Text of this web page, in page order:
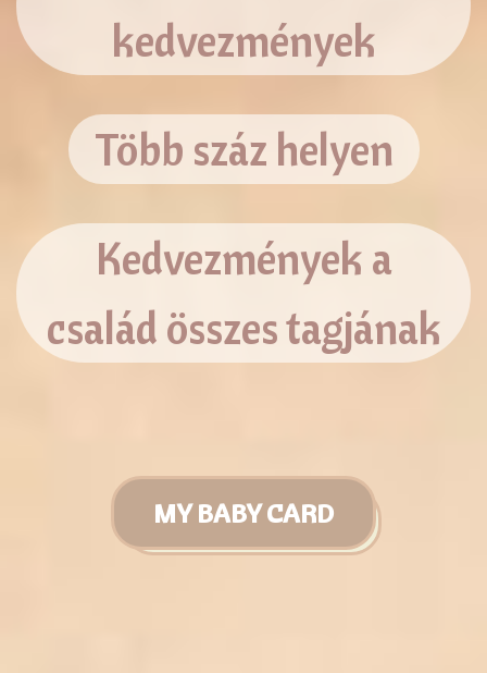
kedvezmények
Több száz helyen
Kedvezmények a
család összes tagjának
MY BABY CARD